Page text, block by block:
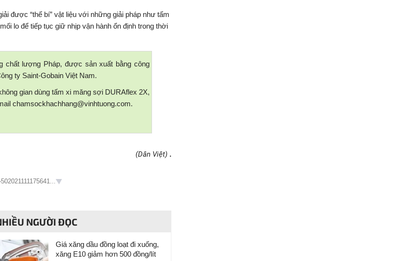
được “thế bí” vật liệu với những giải pháp như tấm
lo để tiếp tục giữ nhịp vận hành ổn định trong thời
chất lượng Pháp, được sản xuất bằng công
ty Saint-Gobain Việt Nam.
gian dùng tấm xi măng sợi DURAflex 2X,
chamsockhachhang@vinhtuong.com.
(Dân Việt) .
NGƯỜI ĐỌC
Giá xăng dầu đồng loạt đi xuống,
xăng E10 giảm hơn 500 đồng/lít